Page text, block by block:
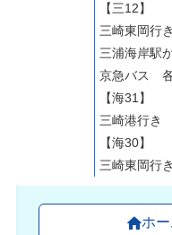
【三12】
三崎東岡行
三浦海岸駅
京急バス
【海31】
三崎港行き
【海30】
三崎東岡行
ホ